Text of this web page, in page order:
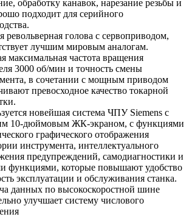
обработку канавок, нарезание резьбы и
подходит для серийного
револьверная голова с сервоприводом,
лучшим мировым аналогам.
максимальная частота вращения
3000 об/мин и точность смены
в сочетании с мощным приводом
превосходное качество токарной
новейшая система ЧПУ Siemens с
10-дюймовым ЖК-экраном, с функциями
графического отображения
инструмента, интеллектуального
предупреждений, самодиагностики и
функциями, которые повышают удобство
эксплуатации и обслуживания станка.
данных по высокоскоростной шине
улучшает систему числового